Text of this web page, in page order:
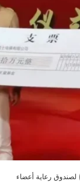
لصندوق رعاية أعضاء